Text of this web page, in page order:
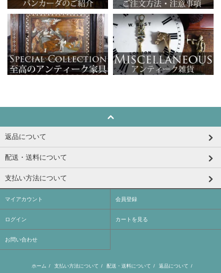
返品について
配送・送料について
支払い方法について
マイアカウント 会員登録
ログイン カートを見る
お問い合わせ
ホーム / 支払い方法について / 配送・送料について / 返品について /